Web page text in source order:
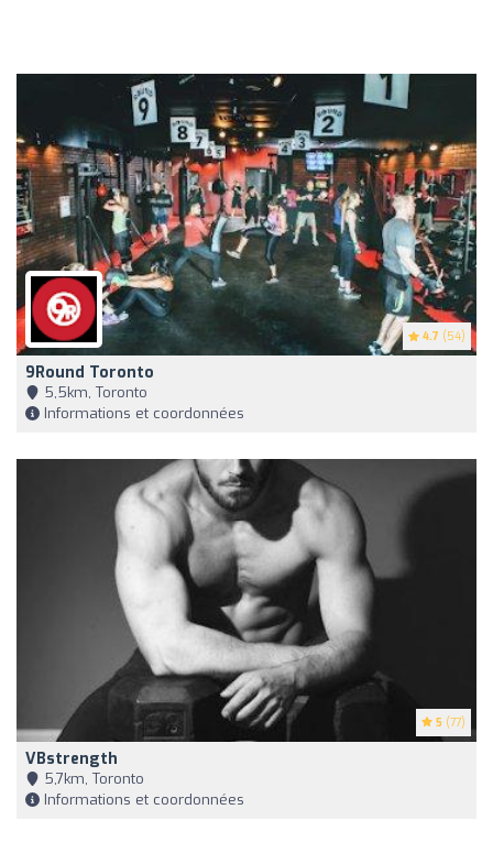
4.7 (54)
9Round Toronto
5,5km, Toronto
Informations et coordonnées
5 (77)
VBstrength
5,7km, Toronto
Informations et coordonnées